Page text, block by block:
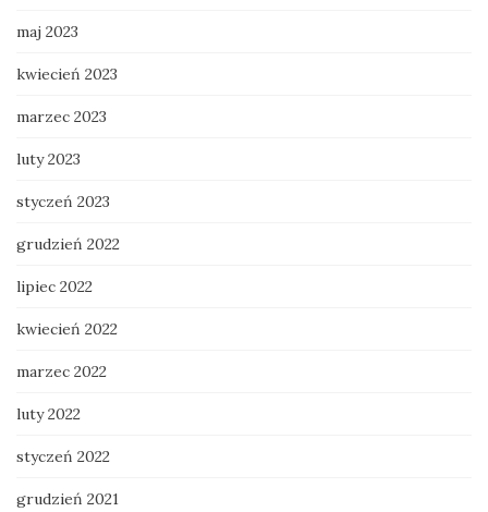
maj 2023
kwiecień 2023
marzec 2023
luty 2023
styczeń 2023
grudzień 2022
lipiec 2022
kwiecień 2022
marzec 2022
luty 2022
styczeń 2022
grudzień 2021